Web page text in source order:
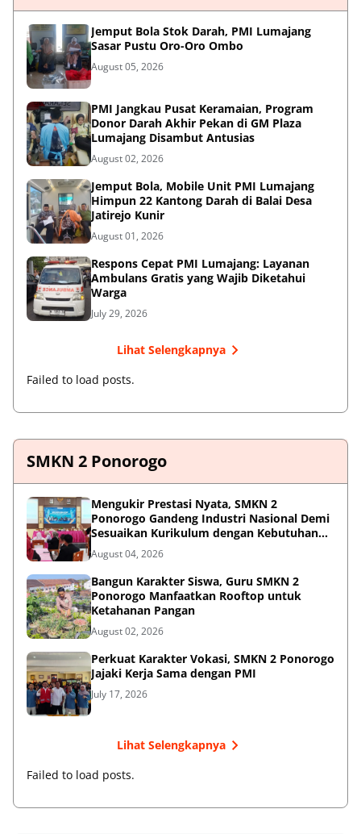
Jemput Bola Stok Darah, PMI Lumajang
Sasar Pustu Oro-Oro Ombo
August 05, 2026
PMI Jangkau Pusat Keramaian, Program
Donor Darah Akhir Pekan di GM Plaza
Lumajang Disambut Antusias
August 02, 2026
Jemput Bola, Mobile Unit PMI Lumajang
Himpun 22 Kantong Darah di Balai Desa
Jatirejo Kunir
August 01, 2026
Respons Cepat PMI Lumajang: Layanan
Ambulans Gratis yang Wajib Diketahui
Warga
July 29, 2026
Lihat Selengkapnya
Failed to load posts.
SMKN 2 Ponorogo
Mengukir Prestasi Nyata, SMKN 2
Ponorogo Gandeng Industri Nasional Demi
Sesuaikan Kurikulum dengan Kebutuhan
Dunia Kerja
August 04, 2026
Bangun Karakter Siswa, Guru SMKN 2
Ponorogo Manfaatkan Rooftop untuk
Ketahanan Pangan
August 02, 2026
Perkuat Karakter Vokasi, SMKN 2 Ponorogo
Jajaki Kerja Sama dengan PMI
July 17, 2026
Lihat Selengkapnya
Failed to load posts.